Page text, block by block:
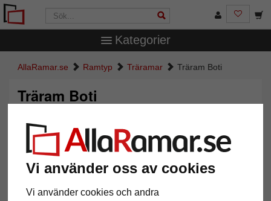
Vi använder oss av cookies
Vi använder cookies och andra
Kategorier
AllaRamar.se Ramtyp Träramar Träram Boti
Träram Boti